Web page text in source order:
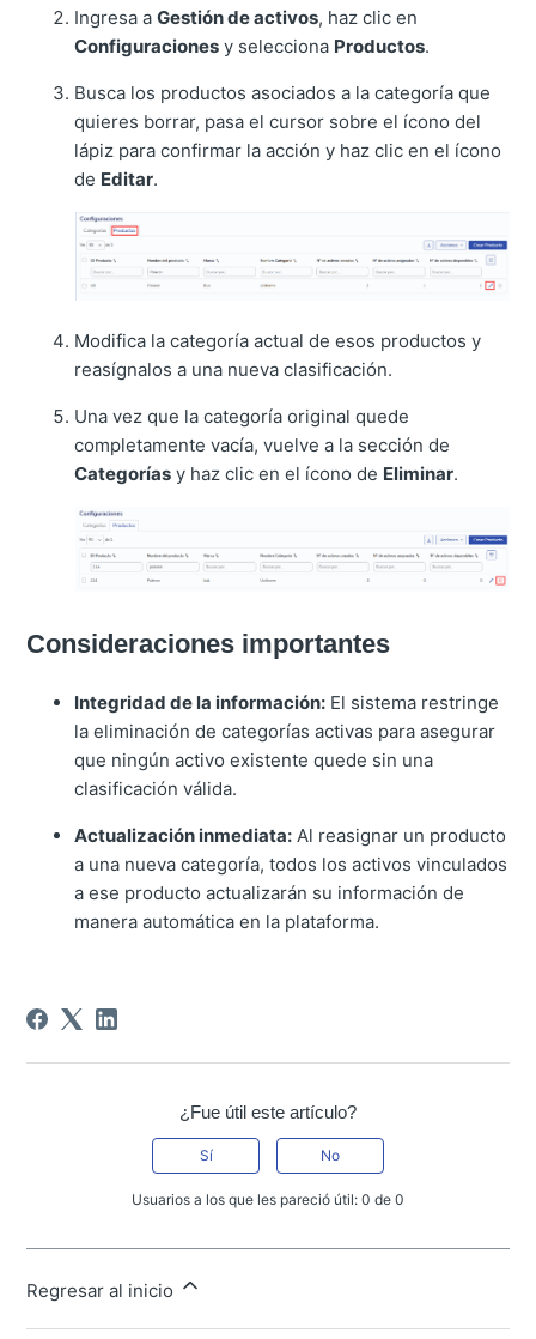
Ingresa aGestión de activos, haz clic en
Configuraciones y selecciona Productos.
Busca los productos asociados a la categoría que
quieres borrar, pasa el cursor sobre el ícono del
lápiz para confirmar la acción y haz clic en el ícono
de Editar.
Modifica la categoría actual de esos productos y
reasígnalos a una nueva clasificación.
Una vez que la categoría original quede
completamente vacía, vuelve a la sección de
Categorías y haz clic en el ícono de Eliminar.
Consideraciones importantes
Integridad de la información: El sistema restringe
la eliminación de categorías activas para asegurar
que ningún activo existente quede sin una
clasificación válida.
Actualización inmediata: Al reasignar un producto
a una nueva categoría, todos los activos vinculados
a ese producto actualizarán su información de
manera automática en la plataforma.
¿Fue útil este artículo?
Sí No
Usuarios a los que les pareció útil: 0 de 0
Regresar al inicio